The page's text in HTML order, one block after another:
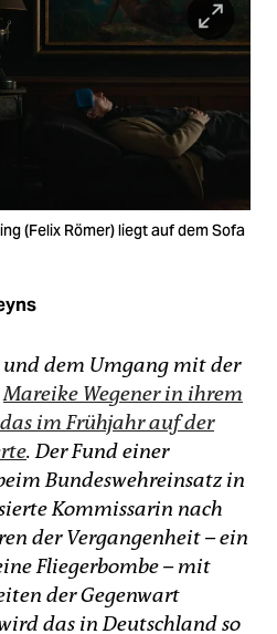
(Felix Römer) liegt auf dem Sofa
dem Umgang mit der
Mareike Wegener in ihrem
im Frühjahr auf der
. Der Fund einer
Bundeswehreinsatz in
Kommissarin nach
der Vergangenheit – ein
Fliegerbombe – mit
der Gegenwart
das in Deutschland so